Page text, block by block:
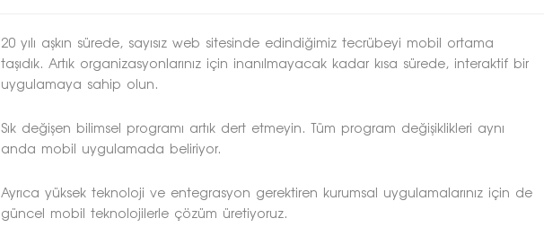
20 yılı aşkın sürede, sayısız web sitesinde edindiğimiz tecrübeyi mobil ortama
taşıdık. Artık organizasyonlarınız için inanılmayacak kadar kısa sürede, interaktif bir
uygulamaya sahip olun.
Sık değişen bilimsel programı artık dert etmeyin. Tüm program değişiklikleri aynı
anda mobil uygulamada beliriyor.
Ayrıca yüksek teknoloji ve entegrasyon gerektiren kurumsal uygulamalarınız için de
güncel mobil teknolojilerle çözüm üretiyoruz.